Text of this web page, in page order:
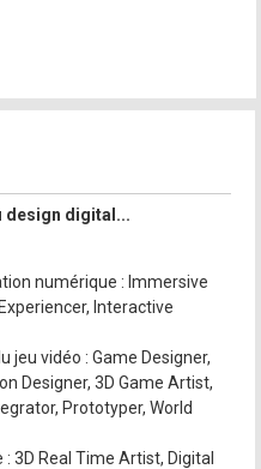
design digital...
numérique : Immersive
Interactive
jeu vidéo : Game Designer,
Designer, 3D Game Artist,
Prototyper, World
3D Real Time Artist, Digital